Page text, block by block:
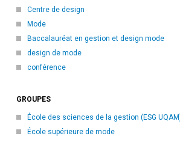
Centre de design
Mode
Baccalauréat en gestion et design mode
design de mode
conférence
GROUPES
École des sciences de la gestion (ESG
École supérieure de mode